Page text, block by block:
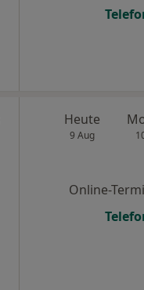
Heute
9 Aug
Online-